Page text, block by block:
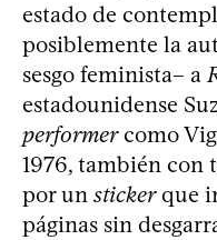
estado de
posiblemente la
sesgo feminista– a
estadounidense
performercomo
1976, también con
por un stickerque
páginas sin